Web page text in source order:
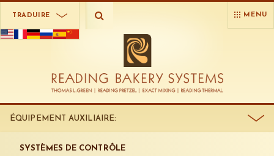
TRADUIRE MENU
ÉQUIPEMENT AUXILIAIRE:
SYSTÈMES DE CONTRÔLE